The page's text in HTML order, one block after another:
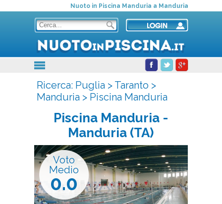
Nuoto in Piscina Manduria a Manduria
Ricerca: Puglia> Taranto >
Manduria> Piscina Manduria
Piscina Manduria -
Manduria (TA)
Voto
Medio
0.0